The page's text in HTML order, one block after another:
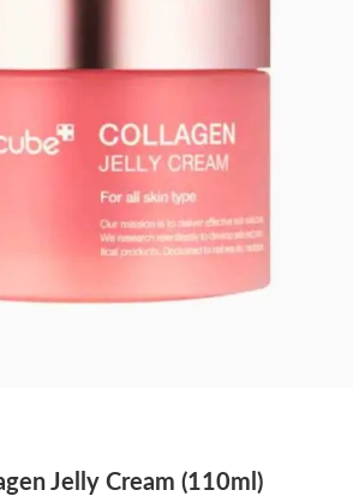
Jelly Cream (110ml)